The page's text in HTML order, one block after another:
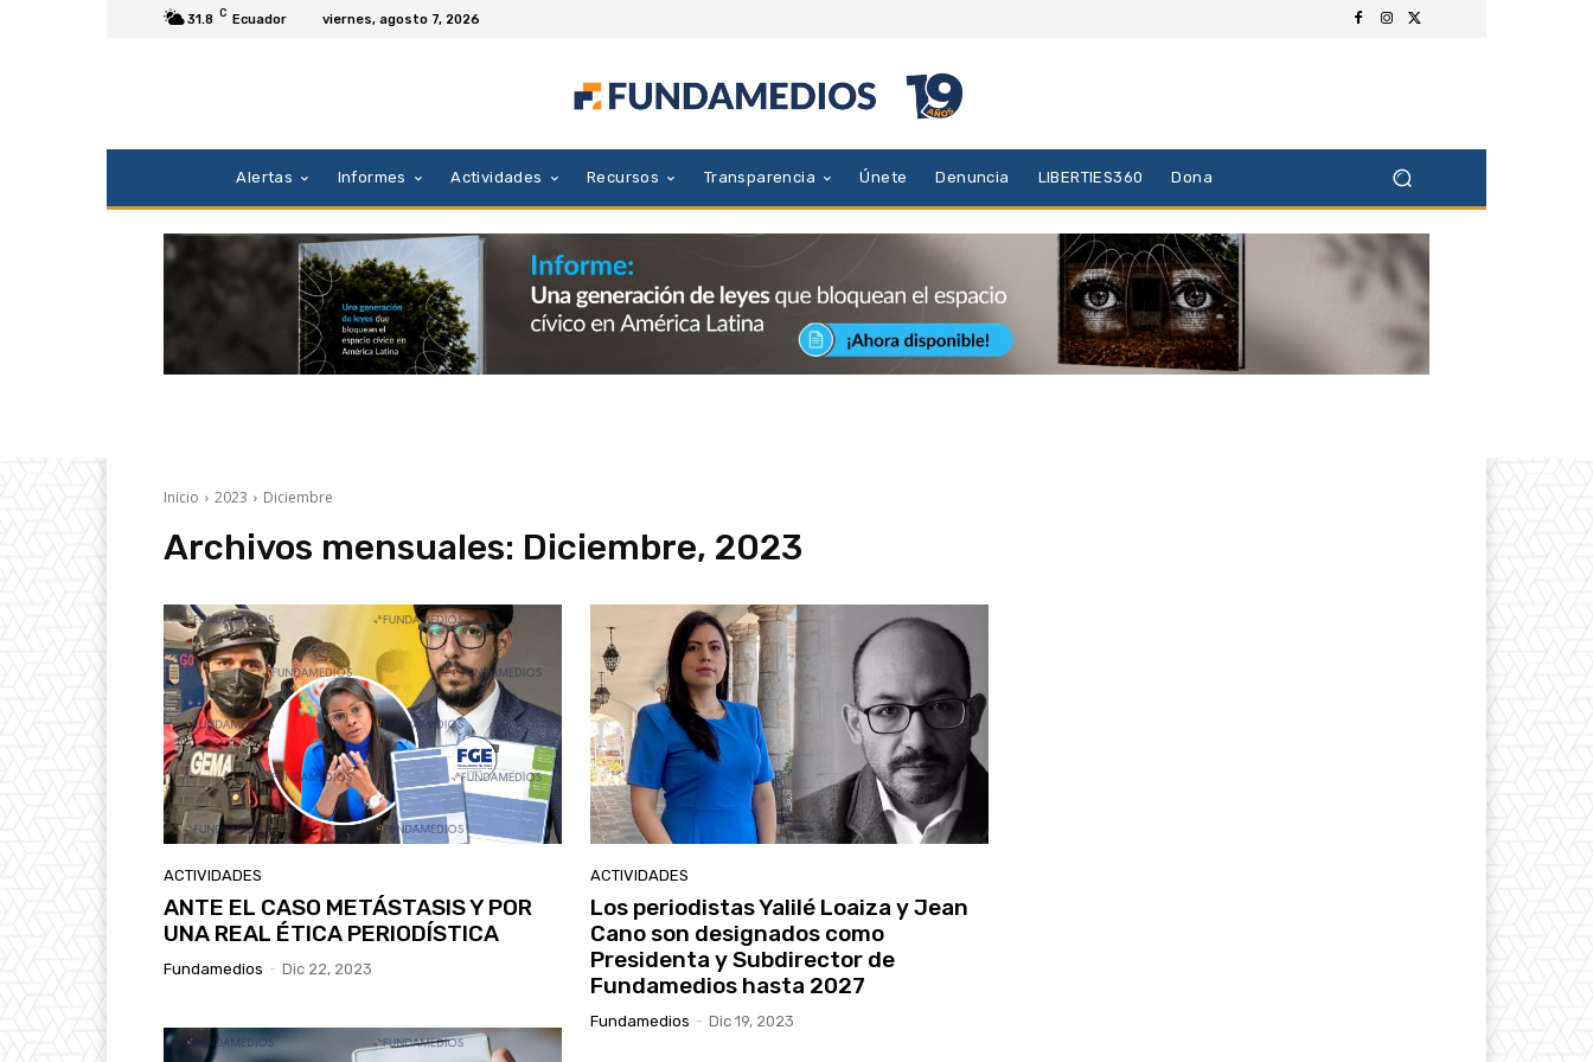
31.8 C Ecuador viernes, agosto 7, 2026
Alertas Informes Actividades Recursos Transparencia Únete Denuncia LIBERTIES360 Dona
Inicio 2023 Diciembre
Archivos mensuales: Diciembre, 2023
ACTIVIDADES
ANTE EL CASO METÁSTASIS Y POR
UNA REAL ÉTICA PERIODÍSTICA
Fundamedios - Dic 22, 2023
ACTIVIDADES
Los periodistas Yalilé Loaiza y Jean
Cano son designados como
Presidenta y Subdirector de
Fundamedios hasta 2027
Fundamedios - Dic 19, 2023